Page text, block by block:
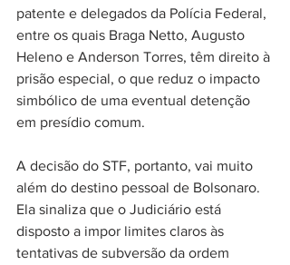
patente e delegados da Polícia Federal,
entre os quais Braga Netto, Augusto
Heleno e Anderson Torres, têm direito à
prisão especial, o que reduz o impacto
simbólico de uma eventual detenção
em presídio comum.
A decisão do STF, portanto, vai muito
além do destino pessoal de Bolsonaro.
Ela sinaliza que o Judiciário está
disposto a impor limites claros às
tentativas de subversão da ordem